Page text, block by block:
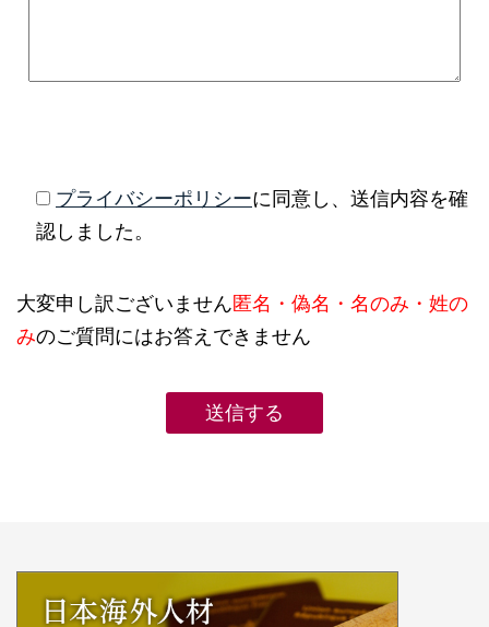
プライバシーポリシーに同意し、送信内容を確
認しました。
大変申し訳ございません匿名・偽名・名のみ・姓の
みのご質問にはお答えできません